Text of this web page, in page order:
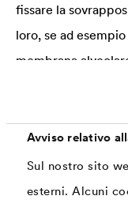
Avviso relativo
Sul nostro sito
esterni. Alcuni
fissare la
loro, se ad
membrana
struttura scanalata
presa sicura.